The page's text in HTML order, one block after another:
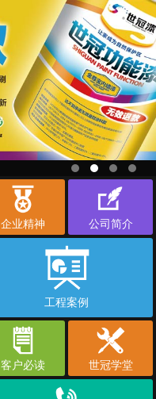
企业精神 公司简介
工程案例
客户必读 世冠学堂